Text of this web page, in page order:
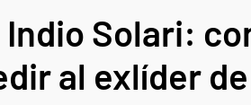
Solari:
al exlíder